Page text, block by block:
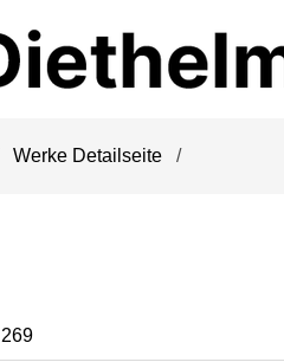
Werke Detailseite
269